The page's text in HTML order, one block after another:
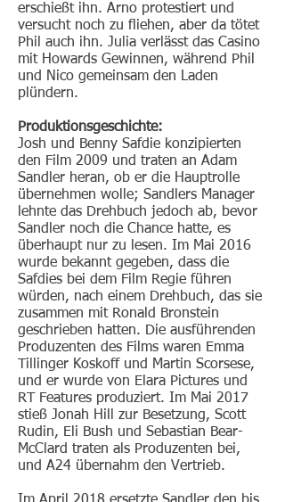
erschießt ihn. Arno protestiert und
versucht noch zu fliehen, aber da tötet
Phil auch ihn. Julia verlässt das Casino
mit Howards Gewinnen, während Phil
und Nico gemeinsam den Laden
plündern.
Produktionsgeschichte:
Josh und Benny Safdie konzipierten
den Film 2009 und traten an Adam
Sandler heran, ob er die Hauptrolle
übernehmen wolle; Sandlers Manager
lehnte das Drehbuch jedoch ab, bevor
Sandler noch die Chance hatte, es
überhaupt nur zu lesen. Im Mai 2016
wurde bekannt gegeben, dass die
Safdies bei dem Film Regie führen
würden, nach einem Drehbuch, das sie
zusammen mit Ronald Bronstein
geschrieben hatten. Die ausführenden
Produzenten des Films waren Emma
Tillinger Koskoff und Martin Scorsese,
und er wurde von Elara Pictures und
RT Features produziert. Im Mai 2017
stieß Jonah Hill zur Besetzung, Scott
Rudin, Eli Bush und Sebastian Bear-
McClard traten als Produzenten bei,
und A24 übernahm den Vertrieb.